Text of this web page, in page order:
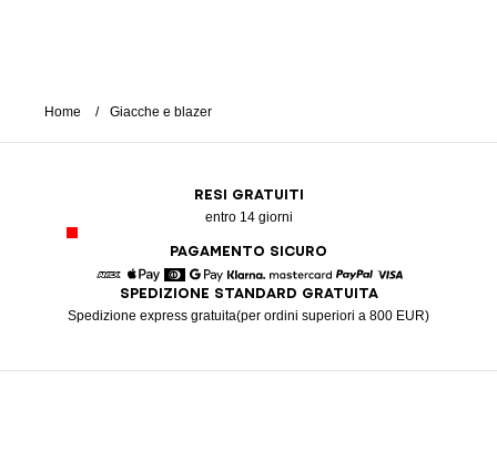
Home Giacche e blazer
RESI GRATUITI
entro 14 giorni
PAGAMENTO SICURO
American Express
Apple Pay
DinersGoogle Pay
Klarna MastercardPaypal
SPEDIZIONE STANDARD GRATUITA
Spedizione express gratuita(per ordini superiori a 800 EUR)